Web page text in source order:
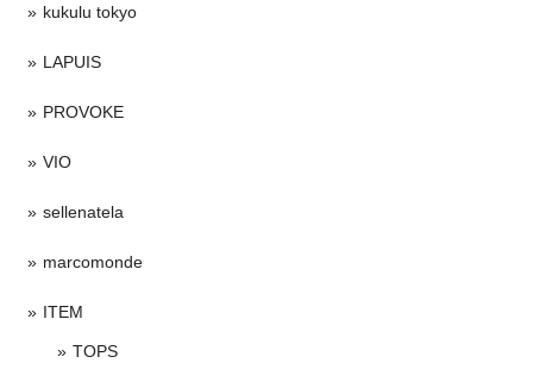
kukulu tokyo
LAPUIS
PROVOKE
VIO
sellenatela
marcomonde
ITEM
TOPS